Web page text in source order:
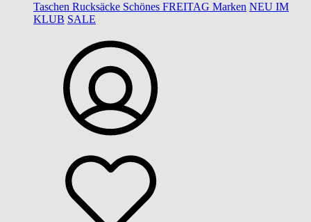
Taschen Rucksäcke Schönes FREITAG Marken NEU IM
KLUB SALE